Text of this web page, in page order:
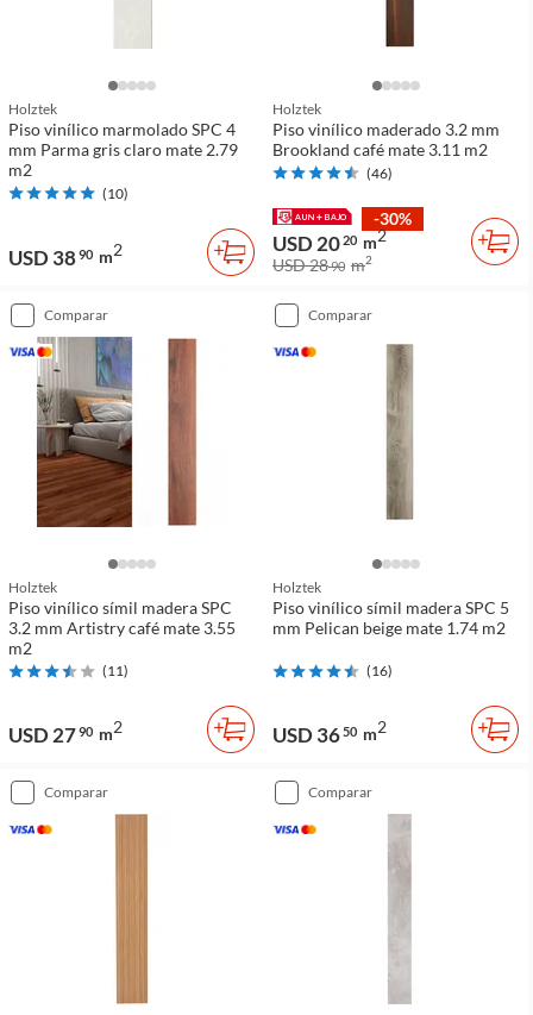
Holztek
Piso vinílico marmolado SPC 4
mm Parma gris claro mate 2.79
m2
(10)
USD 3890 m2
Holztek
Piso vinílico maderado 3.2 mm
Brookland café mate 3.11 m2
(46)
-30%
USD 2020 m2
USD 2890 m2
comparar
Holztek
Piso vinílico símil madera SPC
3.2 mm Artistry café mate 3.55
m2
(11)
USD 2790 m2
comparar
Holztek
Piso vinílico símil madera SPC 5
mm Pelican beige mate 1.74 m2
(16)
USD 3650 m2
comparar comparar